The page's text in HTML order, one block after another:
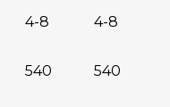
4-8 4-8
540 540